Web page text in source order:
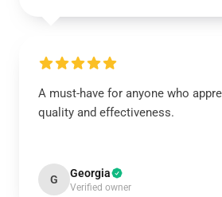
A must-have for anyone who
quality and effectiveness.
G Georgia
Verified owner